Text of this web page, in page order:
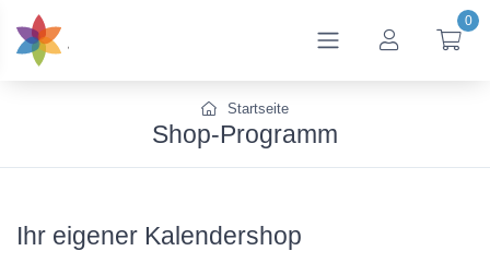
0
Startseite
Shop-Programm
Ihr eigener Kalendershop